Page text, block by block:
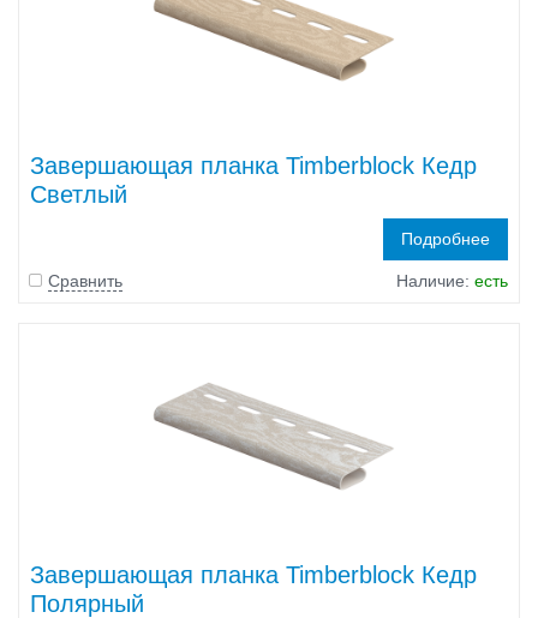
Завершающая планка Timberblock Кедр
Светлый
Подробнее
Сравнить Наличие: есть
Завершающая планка Timberblock Кедр
Полярный